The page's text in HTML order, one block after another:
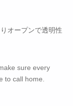
オープンで透明性
sure every
to call home.